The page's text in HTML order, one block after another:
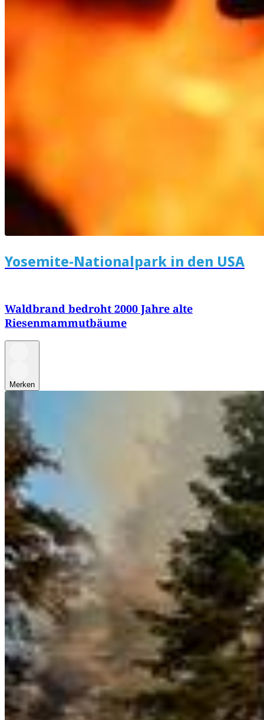
Yosemite-Nationalpark in den USA
Waldbrand bedroht 2000 Jahre alte
Riesenmammutbäume
Merken